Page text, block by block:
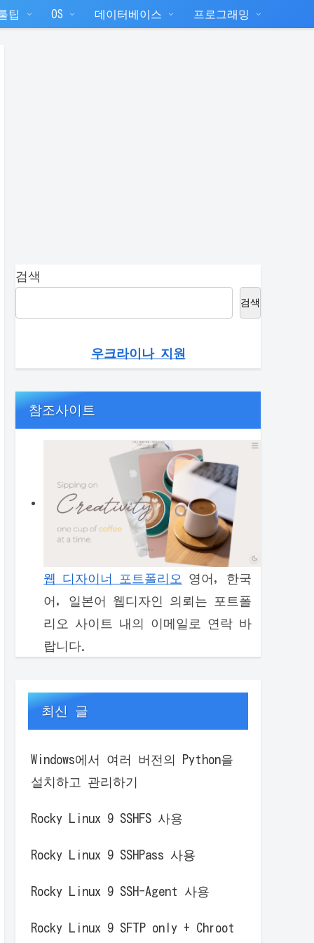
팁 OS 데이터베이스 프로그래밍
검색
검색
우크라이나 지원
참조사이트
웹 디자이너 포트폴리오
영어, 한국
어, 일본어 웹디자인 의뢰는 포트폴
리오 사이트 내의 이메일로 연락 바
랍니다.
최신 글
Windows에서 여러 버전의 Python을
설치하고 관리하기
Rocky Linux 9 SSHFS 사용
Rocky Linux 9 SSHPass 사용
Rocky Linux 9 SSH-Agent 사용
Rocky Linux 9 SFTP only + Chroot